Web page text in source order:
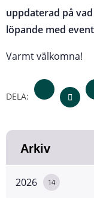
uppdaterad på
löpande med
Varmt välkomna!
DELA:
Arkiv
2026 14